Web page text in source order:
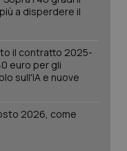
a disperdere il
il contratto 2025-
euro per gli
sull'IA e nuove
2026, come